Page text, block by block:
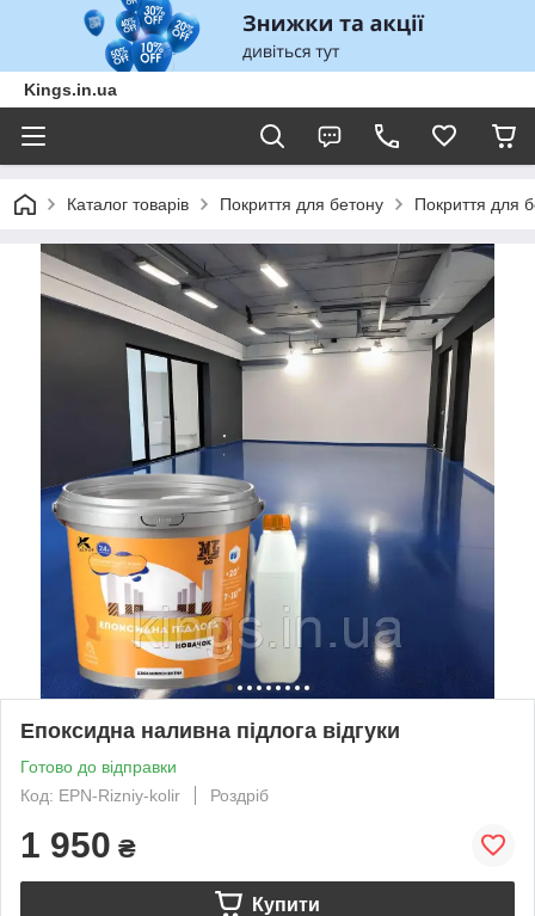
Kings.in.ua
Каталог товарів Покриття для бетону Покриття для
Епоксидна наливна підлога відгуки
Готово до відправки
Код: EPN-Rizniy-kolir
Роздріб
1 950 ₴
Купити